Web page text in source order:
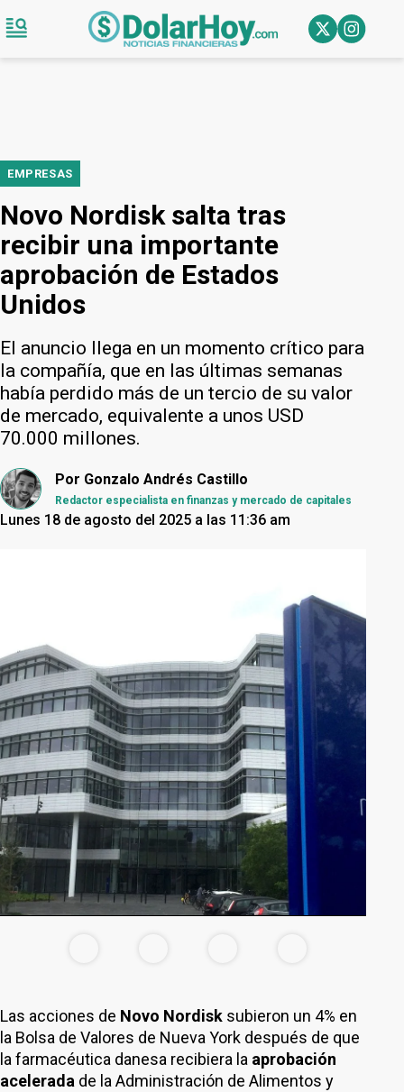
EMPRESAS
Novo Nordisk salta tras
recibir una importante
aprobación de Estados
Unidos
El anuncio llega en un momento crítico para
la compañía, que en las últimas semanas
había perdido más de un tercio de su valor
de mercado, equivalente a unos USD
70.000 millones.
Por Gonzalo Andrés Castillo
Redactor especialista en finanzas y mercado de capitales
Lunes 18 de agosto del 2025 a las 11:36 am
Las acciones de Novo Nordisk subieron un 4% en
la Bolsa de Valores de Nueva York después de que
la farmacéutica danesa recibiera la aprobación
acelerada de la Administración de Alimentos y